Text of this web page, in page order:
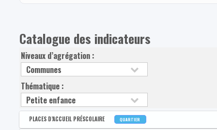
Catalogue des indicateurs
Niveaux d’agrégation :
Thématique :
PLACES D’ACCUEIL PRÉSCOLAIRE QUARTIER